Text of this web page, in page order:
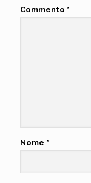
Commento *
Nome *